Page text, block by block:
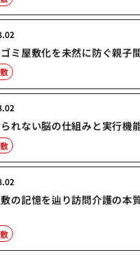
ミ屋敷化を未然に防ぐ親子
れない脳の仕組みと実行機
の記憶を辿り訪問介護の本